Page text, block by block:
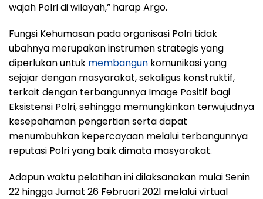
wajah Polri di wilayah,” harap Argo.
Fungsi Kehumasan pada organisasi Polri tidak
ubahnya merupakan instrumen strategis yang
diperlukan untuk membangun komunikasi yang
sejajar dengan masyarakat, sekaligus konstruktif,
terkait dengan terbangunnya Image Positif bagi
Eksistensi Polri, sehingga memungkinkan terwujudnya
kesepahaman pengertian serta dapat
menumbuhkan kepercayaan melalui terbangunnya
reputasi Polri yang baik dimata masyarakat.
Adapun waktu pelatihan ini dilaksanakan mulai Senin
22 hingga Jumat 26 Februari 2021 melalui virtual